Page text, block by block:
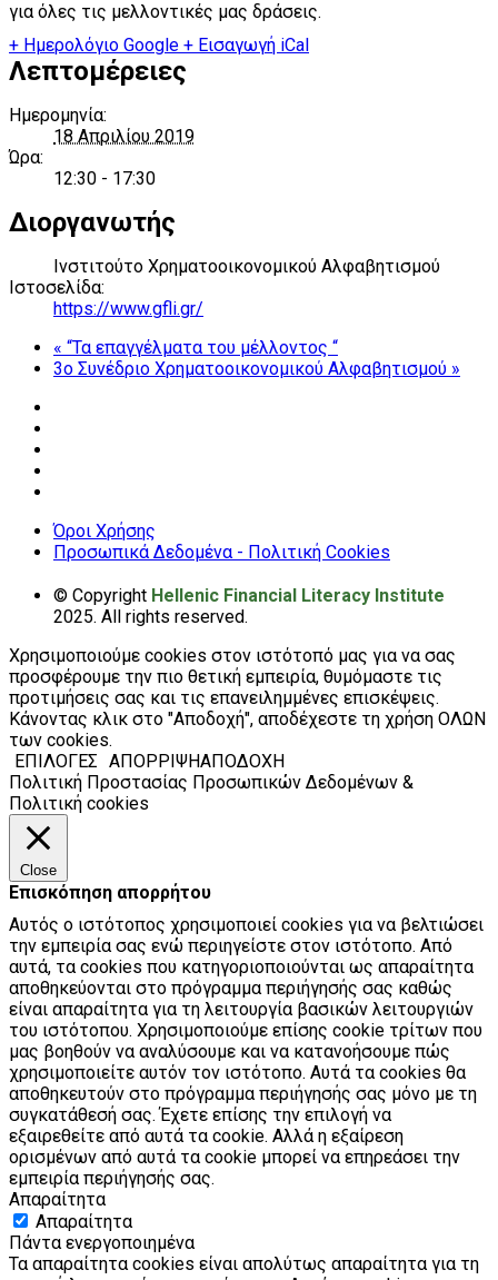
για όλες τις μελλοντικές μας δράσεις.
+ Ημερολόγιο Google + Εισαγωγή iCal
Λεπτομέρειες
Ημερομηνία:
18 Απριλίου 2019
Ώρα:
12:30 - 17:30
Διοργανωτής
Ινστιτούτο Χρηματοοικονομικού Αλφαβητισμού
Ιστοσελίδα:
https://www.gfli.gr/
« “Τα επαγγέλματα του μέλλοντος “
3ο Συνέδριο Χρηματοοικονομικού Αλφαβητισμού »
Όροι Χρήσης
Προσωπικά Δεδομένα - Πολιτική Cookies
© Copyright Hellenic Financial Literacy Institute
2025. All rights reserved.
Χρησιμοποιούμε cookies στον ιστότοπό μας για να σας
προσφέρουμε την πιο θετική εμπειρία, θυμόμαστε τις
προτιμήσεις σας και τις επανειλημμένες επισκέψεις.
Κάνοντας κλικ στο "Αποδοχή", αποδέχεστε τη χρήση ΟΛΩΝ
των cookies.
ΕΠΙΛΟΓΕΣ ΑΠΟΡΡΙΨΗΑΠΟΔΟΧΗ
Πολιτική Προστασίας Προσωπικών Δεδομένων &
Πολιτική cookies
Close
Επισκόπηση απορρήτου
Αυτός ο ιστότοπος χρησιμοποιεί cookies για να βελτιώσει
την εμπειρία σας ενώ περιηγείστε στον ιστότοπο. Από
αυτά, τα cookies που κατηγοριοποιούνται ως απαραίτητα
αποθηκεύονται στο πρόγραμμα περιήγησής σας καθώς
είναι απαραίτητα για τη λειτουργία βασικών λειτουργιών
του ιστότοπου. Χρησιμοποιούμε επίσης cookie τρίτων που
μας βοηθούν να αναλύσουμε και να κατανοήσουμε πώς
χρησιμοποιείτε αυτόν τον ιστότοπο. Αυτά τα cookies θα
αποθηκευτούν στο πρόγραμμα περιήγησής σας μόνο με τη
συγκατάθεσή σας. Έχετε επίσης την επιλογή να
εξαιρεθείτε από αυτά τα cookie. Αλλά η εξαίρεση
ορισμένων από αυτά τα cookie μπορεί να επηρεάσει την
εμπειρία περιήγησής σας.
Απαραίτητα
Απαραίτητα
Πάντα ενεργοποιημένα
Τα απαραίτητα cookies είναι απολύτως απαραίτητα για τη